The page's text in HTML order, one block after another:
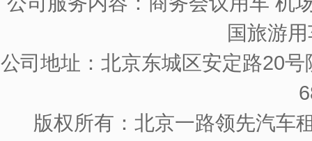
国旅游
公司地址：北京东城区安定路20
版权所有：北京一路领先汽车